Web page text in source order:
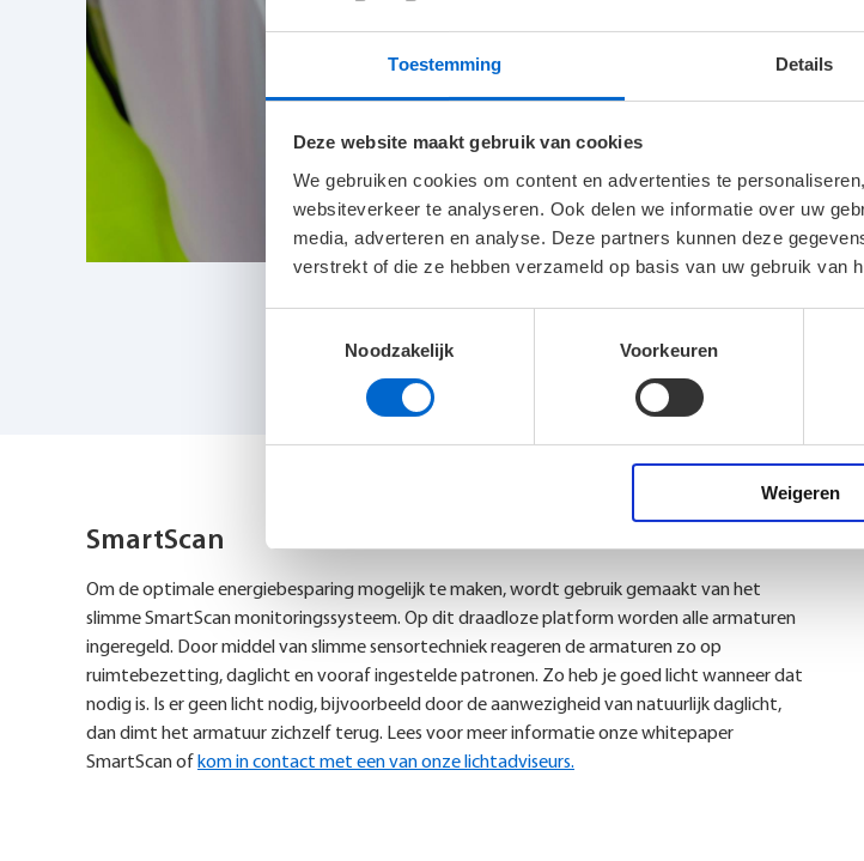
Toestemming Details
Deze website maakt gebruik van cookies
We gebruiken cookies om content en advertenties te
websiteverkeer te analyseren. Ook delen we informatie over uw
media, adverteren en analyse. Deze partners kunnen deze
verstrekt of die ze hebben verzameld op basis van uw gebruik van
Noodzakelijk
Voorkeuren
Weigeren
het
SmartScan
Om de optimale energiebesparing mogelijk te maken, wordt gebruik gemaakt van het
slimme SmartScan monitoringssysteem. Op dit draadloze platform worden alle armaturen
ingeregeld. Door middel van slimme sensortechniek reageren de armaturen zo op
ruimtebezetting, daglicht en vooraf ingestelde patronen. Zo heb je goed licht wanneer dat
nodig is. Is er geen licht nodig, bijvoorbeeld door de aanwezigheid van natuurlijk daglicht,
dan dimt het armatuur zichzelf terug. Lees voor meer informatie onze whitepaper
SmartScan of kom in contact met een van onze lichtadviseurs.